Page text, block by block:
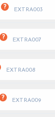
? EXTRA003
? EXTRA007
EXTRA008
? EXTRA009